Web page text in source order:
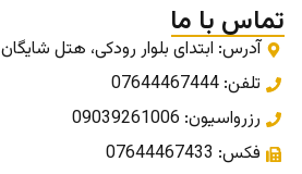
تماس با ما
آدرس: ابتدای بلوار رودکی، هتل شایگان
تلفن: 07644467444
رزرواسیون: 09039261006
فکس: 07644467433